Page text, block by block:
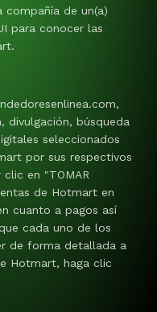
de un(a)
para conocer las
divulgación, búsqueda
seleccionados
por sus respectivos
en "TOMAR
de Hotmart en
cuanto a pagos así
cada uno de los
de forma detallada a
Hotmart, haga clic